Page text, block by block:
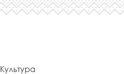
Культура